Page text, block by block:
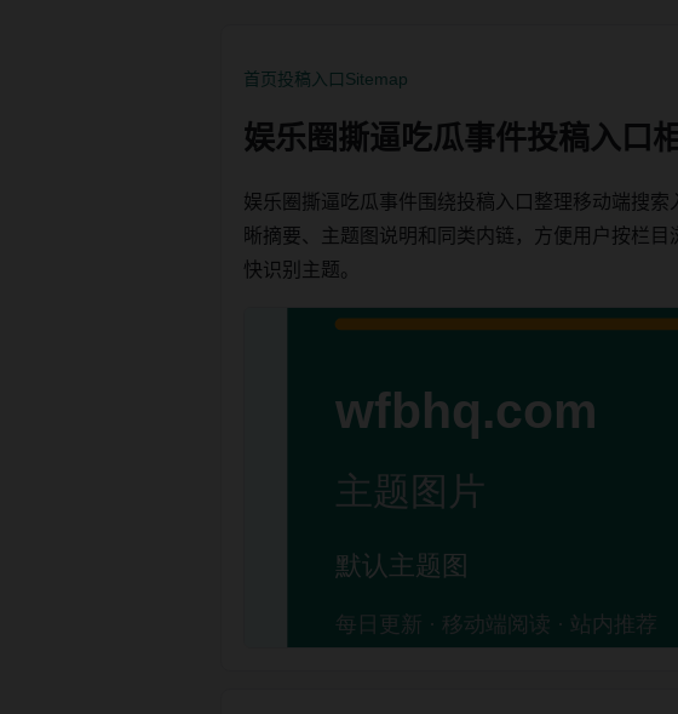
首页投稿入口Sitemap
娱乐圈撕逼吃瓜事件投稿入口
娱乐圈撕逼吃瓜事件围绕投稿入口整理移动端搜
晰摘要、主题图说明和同类内链，方便用户按栏
快识别主题。